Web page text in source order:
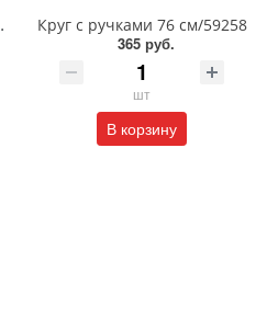
Круг с ручками 76 см/59258
365 руб.
шт
В корзину